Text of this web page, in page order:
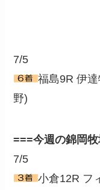
7/5
福島9R 伊
野)
===今週の錦岡
7/5
小倉12R フ